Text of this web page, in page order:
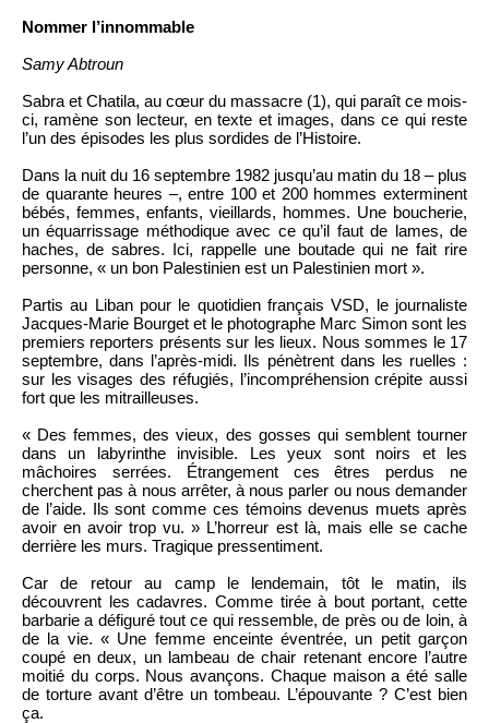
Nommer l’innommable
Samy Abtroun
Sabra et Chatila, au cœur du massacre (1), qui paraît ce mois-
ci, ramène son lecteur, en texte et images, dans ce qui reste
l’un des épisodes les plus sordides de l’Histoire.
Dans la nuit du 16 septembre 1982 jusqu’au matin du 18 – plus
de quarante heures –, entre 100 et 200 hommes exterminent
bébés, femmes, enfants, vieillards, hommes. Une boucherie,
un équarrissage méthodique avec ce qu’il faut de lames, de
haches, de sabres. Ici, rappelle une boutade qui ne fait rire
personne, « un bon Palestinien est un Palestinien mort ».
Partis au Liban pour le quotidien français VSD, le journaliste
Jacques-Marie Bourget et le photographe Marc Simon sont les
premiers reporters présents sur les lieux. Nous sommes le 17
septembre, dans l’après-midi. Ils pénètrent dans les ruelles :
sur les visages des réfugiés, l’incompréhension crépite aussi
fort que les mitrailleuses.
« Des femmes, des vieux, des gosses qui semblent tourner
dans un labyrinthe invisible. Les yeux sont noirs et les
mâchoires serrées. Étrangement ces êtres perdus ne
cherchent pas à nous arrêter, à nous parler ou nous demander
de l’aide. Ils sont comme ces témoins devenus muets après
avoir en avoir trop vu. » L’horreur est là, mais elle se cache
derrière les murs. Tragique pressentiment.
Car de retour au camp le lendemain, tôt le matin, ils
découvrent les cadavres. Comme tirée à bout portant, cette
barbarie a défiguré tout ce qui ressemble, de près ou de loin, à
de la vie. « Une femme enceinte éventrée, un petit garçon
coupé en deux, un lambeau de chair retenant encore l’autre
moitié du corps. Nous avançons. Chaque maison a été salle
de torture avant d’être un tombeau. L’épouvante ? C’est bien
ça.